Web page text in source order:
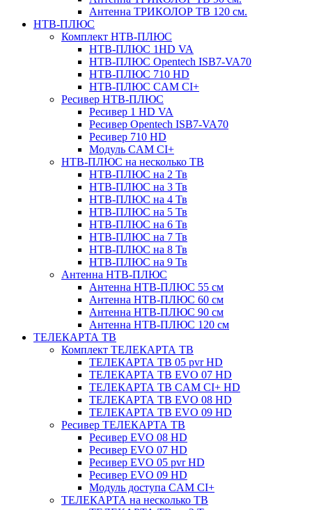
Антенна ТРИКОЛОР ТВ 120 см.
НТВ-ПЛЮС
Комплект НТВ-ПЛЮС
НТВ-ПЛЮС 1HD VA
НТВ-ПЛЮС Opentech ISB7-VA70
НТВ-ПЛЮС 710 HD
НТВ-ПЛЮС CAM CI+
Ресивер НТВ-ПЛЮС
Ресивер 1 HD VA
Ресивер Opentech ISB7-VA70
Ресивер 710 HD
Модуль CAM CI+
НТВ-ПЛЮС на несколько ТВ
НТВ-ПЛЮС на 2 Тв
НТВ-ПЛЮС на 3 Тв
НТВ-ПЛЮС на 4 Тв
НТВ-ПЛЮС на 5 Тв
НТВ-ПЛЮС на 6 Тв
НТВ-ПЛЮС на 7 Тв
НТВ-ПЛЮС на 8 Тв
НТВ-ПЛЮС на 9 Тв
Антенна НТВ-ПЛЮС
Антенна НТВ-ПЛЮС 55 см
Антенна НТВ-ПЛЮС 60 см
Антенна НТВ-ПЛЮС 90 см
Антенна НТВ-ПЛЮС 120 см
ТЕЛЕКАРТА ТВ
Комплект ТЕЛЕКАРТА ТВ
ТЕЛЕКАРТА ТВ 05 pvr HD
ТЕЛЕКАРТА ТВ EVO 07 HD
ТЕЛЕКАРТА ТВ CAM CI+ HD
ТЕЛЕКАРТА ТВ EVO 08 HD
ТЕЛЕКАРТА ТВ EVO 09 HD
Ресивер ТЕЛЕКАРТА ТВ
Ресивер EVO 08 HD
Ресивер EVO 07 HD
Ресивер EVO 05 pvr HD
Ресивер EVO 09 HD
Модуль доступа CAM CI+
ТЕЛЕКАРТА на несколько ТВ